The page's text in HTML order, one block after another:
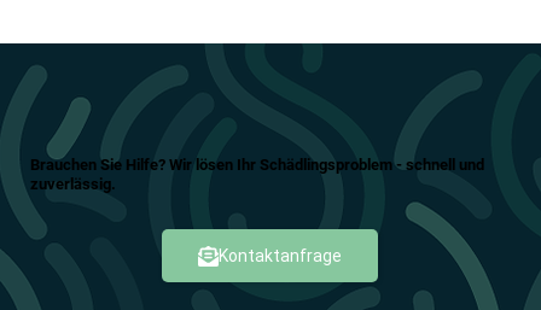
Brauchen Sie Hilfe? Wir lösen Ihr Schädlingsproblem - schnell und
zuverlässig.
Kontaktanfrage